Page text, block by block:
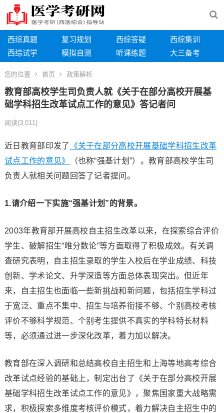
西综真题 复习规划 西综答疑
西综集训
西综试学
模拟自测 听课练题 大三备考
您的位置 首页 政策解析
教育部高校学生司负责人就《关于在部分高校开展基
础学科招生改革试点工作的意见》答记者问
阅读(3,011)
近日教育部印发了
《关于在部分高校开展基础学科招生改革
试点工作的意见》
（也称“强基计划”）。教育部高校学生司
负责人就相关问题回答了记者提问。
1.请介绍一下实施“强基计划”的背景。
2003年教育部开展高校自主招生改革以来，在探索综合评价
学生、破解招生“唯分数论”等方面取得了积极成效。有关调
查研究表明，自主招生录取的学生入校后在学业成绩、科技
创新、学术论文、升学深造等方面总体表现突出。但近年
来，自主招生也面临一些新挑战和新问题，包括招生学科过
于宽泛、重点不集中、招生与培养衔接不够、个别高校考核
评价不够科学规范、个别考生提供不真实的学科特长材料
等，必须通过进一步深化改革，着力加以解决。
教育部在深入调研和总结高校自主招生和上海等地高考综合
改革试点经验的基础上，制定出台了《关于在部分高校开展
基础学科招生改革试点工作的意见》，聚焦国家重大战略需
求，积极探索多维度考核评价模式，着力解决自主招生中的